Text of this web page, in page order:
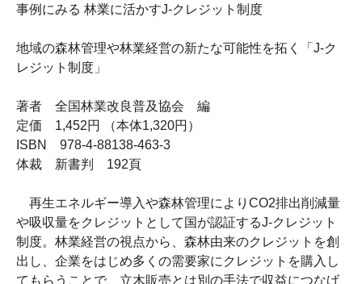
事例にみる 林業に活かすJ-クレジット制度
地域の森林管理や林業経営の新たな可能性を拓く「J-ク
レジット制度」
著者 全国林業改良普及協会 編
定価 1,452円 （本体1,320円）
ISBN 978-4-88138-463-3
体裁 新書判 192頁
再生エネルギー導入や森林管理によりCO2排出削減量
や吸収量をクレジットとして国が認証するJ-クレジット
制度。林業経営の視点から、森林由来のクレジットを創
出し、企業をはじめ多くの需要家にクレジットを購入し
てもらうことで、立木販売とは別の手法で収益につなげ